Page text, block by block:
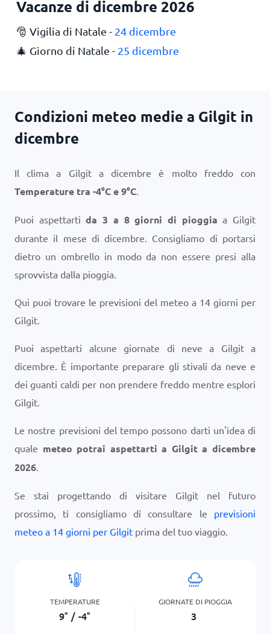
Vacanze di dicembre 2026
🎅 Vigilia di Natale - 24 dicembre
🎄 Giorno di Natale - 25 dicembre
Condizioni meteo medie a Gilgit in
dicembre
Il clima a Gilgit a dicembre è molto freddo con
Temperature tra -4°Ce9°C.
Puoi aspettartida 3 a 8 giorni di pioggia a Gilgit
durante il mese di dicembre. Consigliamo di portarsi
dietro un ombrello in modo da non essere presi alla
sprovvista dalla pioggia.
Qui puoi trovare le previsioni del meteo a 14 giorni per
Gilgit.
Puoi aspettarti alcune giornate di neve a Gilgit a
dicembre. È importante preparare gli stivali da neve e
dei guanti caldi per non prendere freddo mentre esplori
Gilgit.
Le nostre previsioni del tempo possono darti un'idea di
quale meteo potrai aspettarti a Gilgit a dicembre
2026.
Se stai progettando di visitare Gilgit nel futuro
prossimo, ti consigliamo di consultare le previsioni
meteo a 14 giorni per Gilgit prima del tuo viaggio.
TEMPERATURE
9° / -4°
GIORNATE DI PIOGGIA
3